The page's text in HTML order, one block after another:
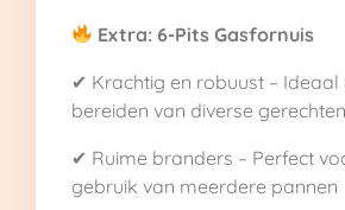
Extra: 6-Pits Gasfornuis
✔ Krachtig en robuust – Ideaal
bereiden van diverse gerechten
✔ Ruime branders – Perfect
gebruik van meerdere pannen